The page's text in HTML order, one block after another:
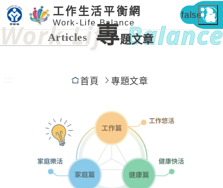
工作生活平衡網
Work-Life Balance
false
Articles 專題文章
::: 首頁 專題文章